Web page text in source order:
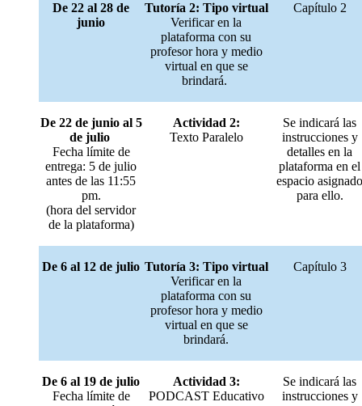
De 22 al 28 de
junio
Tutoría 2: Tipo virtual
Verificar en la
plataforma con su
profesor hora y medio
virtual en que se
brindará.
Capítulo 2
De 22 de junio al 5
de julio
Fecha límite de
entrega: 5 de julio
antes de las 11:55
pm.
(hora del servidor
de la plataforma)
Actividad 2:
Texto Paralelo
Se indicará las
instrucciones y
detalles en la
plataforma en el
espacio asignado
para ello.
De 6 al 12 de julio Tutoría 3: Tipo virtual
Verificar en la
plataforma con su
profesor hora y medio
virtual en que se
brindará.
Capítulo 3
De 6 al 19 de julio
Fecha límite de
Actividad 3:
PODCAST Educativo
Se indicará las
instrucciones y